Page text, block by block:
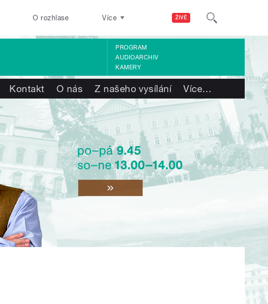
ŽIVĚ
O rozhlase Více
PROGRAM
AUDIOARCHIV
KAMERY
Kontakt O nás Z našeho vysílání Více…